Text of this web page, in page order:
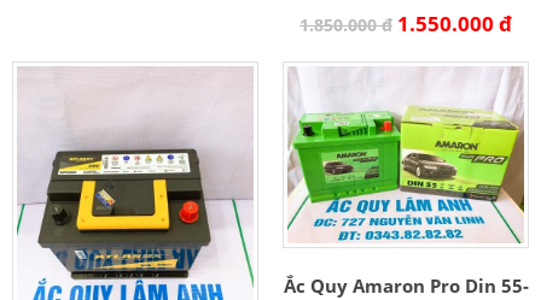
1.850.000 đ 1.550.000 đ
Ắc Quy Amaron Pro Din 55-